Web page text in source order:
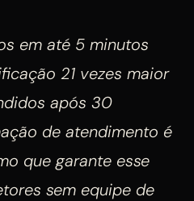
em até 5 minutos
21 vezes maior
após 30
de atendimento é
que garante esse
sem equipe de